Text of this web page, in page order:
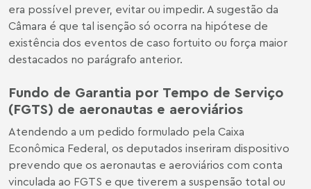
era possível prever, evitar ou impedir. A sugestão da
Câmara é que tal isenção só ocorra na hipótese de
existência dos eventos de caso fortuito ou força maior
destacados no parágrafo anterior.
Fundo de Garantia por Tempo de Serviço
(FGTS) de aeronautas e aeroviários
Atendendo a um pedido formulado pela Caixa
Econômica Federal, os deputados inseriram dispositivo
prevendo que os aeronautas e aeroviários com conta
vinculada ao FGTS e que tiverem a suspensão total ou